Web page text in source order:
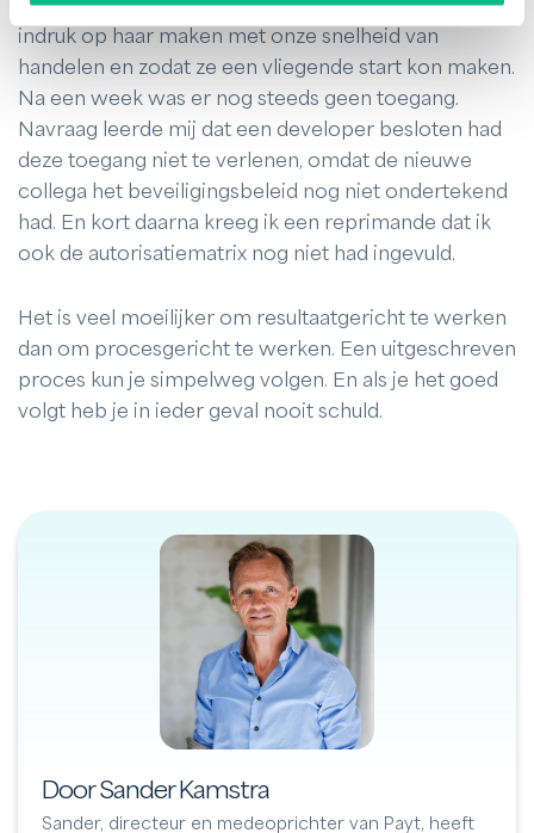
aangevraagd in hetaccess_requestchannel. Ik wilde
indruk op haar maken met onze snelheid van
handelen en zodat ze een vliegende start kon maken.
Na een week was er nog steeds geen toegang.
Navraag leerde mij dat een developer besloten had
deze toegang niet te verlenen, omdat de nieuwe
collega het beveiligingsbeleid nog niet ondertekend
had. En kort daarna kreeg ik een reprimande dat ik
ook de autorisatiematrix nog niet had ingevuld.
Het is veel moeilijker om resultaatgericht te werken
dan om procesgericht te werken. Een uitgeschreven
proces kun je simpelweg volgen. En als je het goed
volgt heb je in ieder geval nooit schuld.
Door Sander Kamstra
Sander, directeur en medeoprichter van Payt, heeft